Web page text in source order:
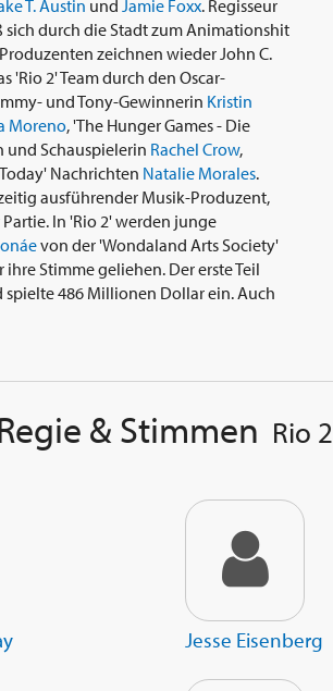
T. Austin und Jamie Foxx. Regisseur
sich durch die Stadt zum Animationshit
zeichnen wieder John C.
2' Team durch den Oscar-
und Tony-Gewinnerin Kristin
Moreno, 'The Hunger Games - Die
und Schauspielerin Rachel Crow,
Nachrichten Natalie Morales.
ausführender Musik-Produzent,
In 'Rio 2' werden junge
von der 'Wondaland Arts Society'
Stimme geliehen. Der erste Teil
486 Millionen Dollar ein. Auch
& Stimmen Rio 2
Jesse Eisenberg